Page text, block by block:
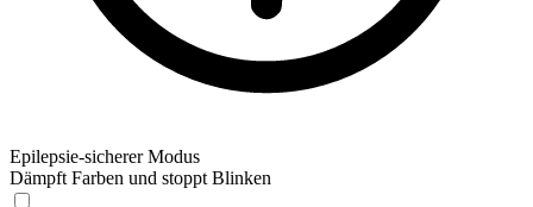
Epilepsie-sicherer Modus
Dämpft Farben und stoppt Blinken